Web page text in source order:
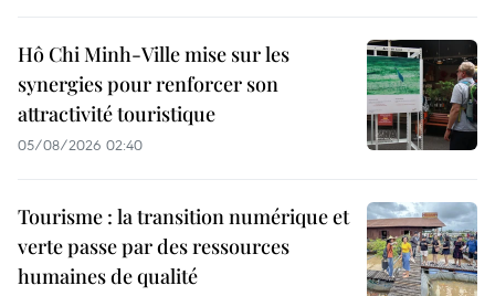
Hô Chi Minh-Ville mise sur les
synergies pour renforcer son
attractivité touristique
05/08/2026 02:40
Tourisme : la transition numérique et
verte passe par des ressources
humaines de qualité